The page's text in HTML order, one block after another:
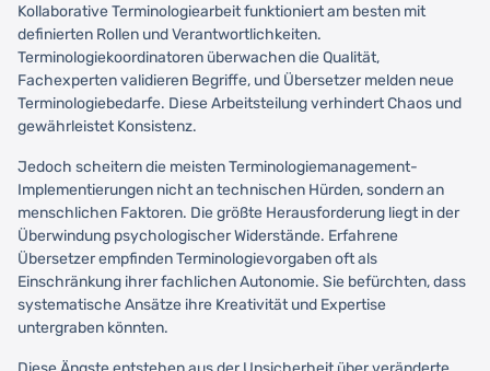
Kollaborative Terminologiearbeit funktioniert am besten mit
definierten Rollen und Verantwortlichkeiten.
Terminologiekoordinatoren überwachen die Qualität,
Fachexperten validieren Begriffe, und Übersetzer melden neue
Terminologiebedarfe. Diese Arbeitsteilung verhindert Chaos und
gewährleistet Konsistenz.
Jedoch scheitern die meisten Terminologiemanagement-
Implementierungen nicht an technischen Hürden, sondern an
menschlichen Faktoren. Die größte Herausforderung liegt in der
Überwindung psychologischer Widerstände. Erfahrene
Übersetzer empfinden Terminologievorgaben oft als
Einschränkung ihrer fachlichen Autonomie. Sie befürchten, dass
systematische Ansätze ihre Kreativität und Expertise
untergraben könnten.